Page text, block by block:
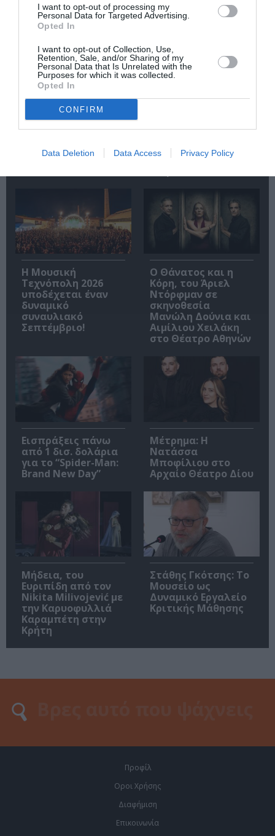
I want to opt-out of processing my
Personal Data for Targeted Advertising.
Opted In
I want to opt-out of Collection, Use,
Retention, Sale, and/or Sharing of my
Personal Data that Is Unrelated with the
Purposes for which it was collected.
Opted In
CONFIRM
Data Deletion Data Access Privacy Policy
Σταύρος Ξαρχάκος:
Ταξίδι στο φως στο
Θέατρο Λυκαβηττού
Ήβη ήταν εδώ:
πρεμιέρα στο
Δημοτικό Θέατρο
Η Μουσική
Τεχνόπολη 2026
υποδέχεται έναν
δυναμικό
συναυλιακό
Σεπτέμβριο!
Ο Θάνατος και η
Κόρη, του Άριελ
Ντόρφμαν σε
σκηνοθεσία
Μανώλη Δούνια και
Αιμίλιου Χειλάκη
στο Θέατρο Αθηνών
Εισπράξεις πάνω
από 1 δισ. δολάρια
για το “Spider-Man:
Brand New Day”
Μέτρημα: Η
Νατάσσα
Μποφίλιου στο
Αρχαίο Θέατρο Δίου
Μήδεια, του
Ευριπίδη από τον
Nikita Milivojević με
την Καρυοφυλλιά
Καραμπέτη στην
Κρήτη
Στάθης Γκότσης: Το
Μουσείο ως
Δυναμικό Εργαλείο
Κριτικής Μάθησης
Προφίλ
Οροι Χρήσης
Διαφήμιση
Επικοινωνία